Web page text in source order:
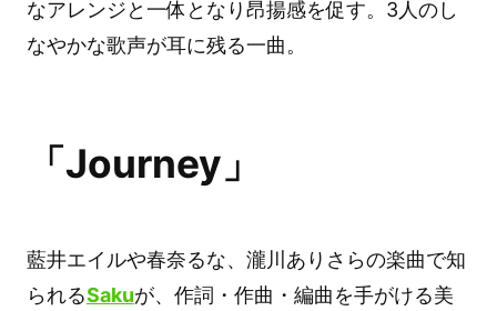
なアレンジと一体となり昂揚感を促す。3人のし
なやかな歌声が耳に残る一曲。
「Journey」
藍井エイルや春奈るな、瀧川ありさらの楽曲で知
られるSakuが、作詞・作曲・編曲を手がける美